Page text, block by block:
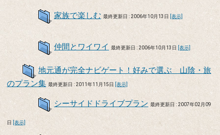
家族で楽しむ 最終更新日 : 2006年10月13日 [表示]
仲間とワイワイ 最終更新日 : 2006年10月13日 [表示]
地元通が完全ナビゲート！好みで選ぶ 山陰・旅
のプラン集 最終更新日 : 2011年11月15日 [表示]
シーサイドドライブプラン 最終更新日 : 2007年02月09
日 [表示]